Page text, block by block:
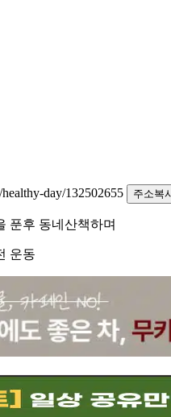
day/132502655
주소복
푼후 동네산책하며